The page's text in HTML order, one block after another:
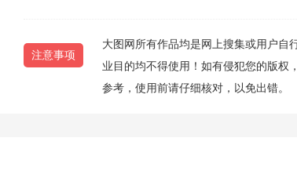
注意事项
大图网所有作品均是网上搜集或用户自
业目的均不得使用！如有侵犯您的版权
参考，使用前请仔细核对，以免出错。